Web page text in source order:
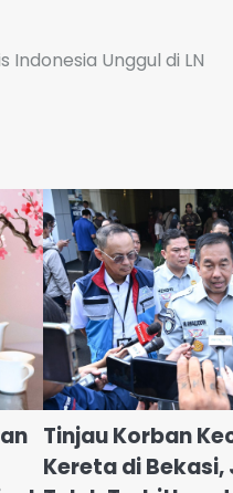
Unggul di LN
Tinjau Korban
Kereta di Bekasi,